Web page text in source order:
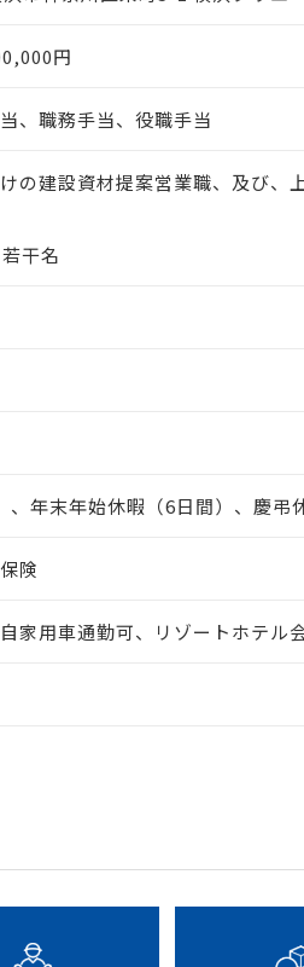
円
、職務手当、役職手当
の建設資材提案営業職、及び、
干名
年末年始休暇（6日間）、慶
険
家用車通勤可、リゾートホテル